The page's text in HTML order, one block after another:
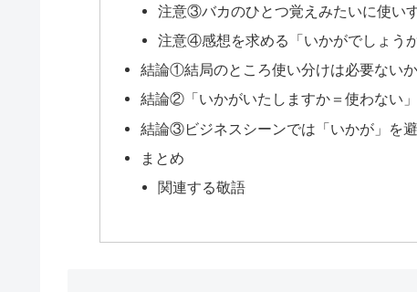
注意③バカのひとつ覚えみたいに使い
注意④感想を求める「いかがでしょう
結論①結局のところ使い分けは必要ない
結論②「いかがいたしますか＝使わない
結論③ビジネスシーンでは「いかが」を
まとめ
関連する敬語